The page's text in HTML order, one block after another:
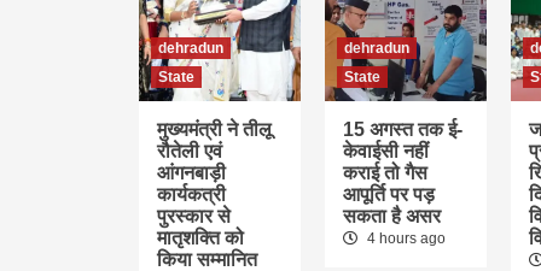
dehradun
State
मुख्यमंत्री ने तीलू
रौतेली एवं
आंगनबाड़ी
कार्यकत्री
पुरस्कार से
मातृशक्ति को
किया सम्मानित
dehradun
State
15 अगस्त तक ई-
केवाईसी नहीं
कराई तो गैस
आपूर्ति पर पड़
सकता है असर
4 hours ago